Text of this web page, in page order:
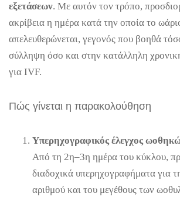
εξετάσεων. Με αυτόν τον τρόπο,
ακρίβεια η ημέρα κατά την οποία το
απελευθερώνεται, γεγονός που βοηθά
σύλληψη όσο και στην κατάλληλη
για IVF.
Πώς γίνεται η παρακολούθηση
Υπερηχογραφικός έλεγχος
Από τη 2η–3η ημέρα του κύκλου,
διαδοχικά υπερηχογραφήματα για
αριθμού και του μεγέθους των